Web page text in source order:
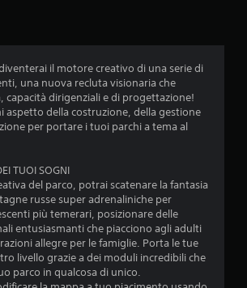
z
i
o
il motore creativo di una serie di
una nuova recluta visionaria che
capacità dirigenziali e di progettazione!
aspetto della costruzione, della gestione
per portare i tuoi parchi a tema al
TUOI SOGNI
del parco, potrai scatenare la fantasia
russe super adrenaliniche per
più temerari, posizionare delle
entusiasmanti che piacciono agli adulti
allegre per le famiglie. Porta le tue
livello grazie a dei moduli incredibili che
parco in qualcosa di unico.